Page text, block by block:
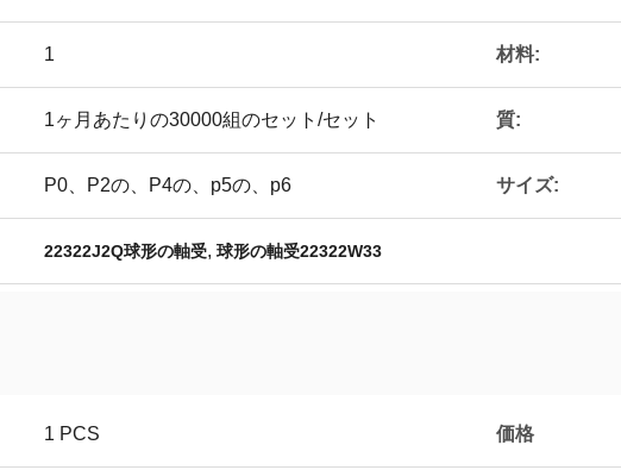
1 材料:
1ヶ月あたりの30000組のセット/セット 質:
P0、P2の、P4の、p5の、p6 サイズ:
22322J2Q球形の軸受, 球形の軸受22322W33
1 PCS 価格